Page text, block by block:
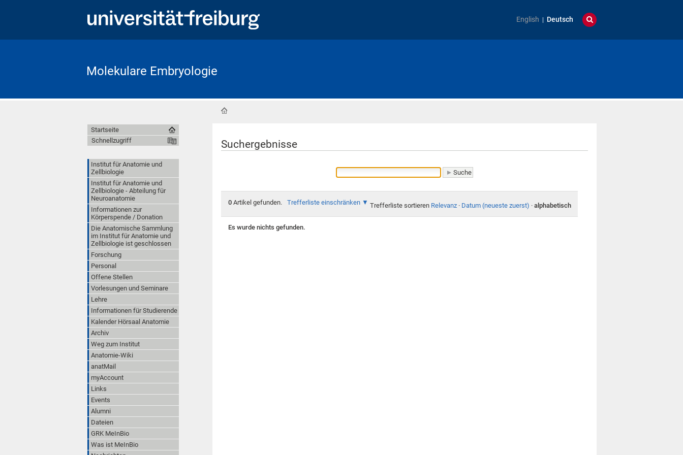
English Deutsch
Molekulare Embryologie
Suchergebnisse
0Artikel gefunden. Trefferliste einschränken Trefferliste sortieren Relevanz · Datum (neueste zuerst) · alphabetisch
Es wurde nichts gefunden.
Startseite
Schnellzugriff
Institut für Anatomie und
Zellbiologie
Institut für Anatomie und
Zellbiologie - Abteilung für
Neuroanatomie
Informationen zur
Körperspende / Donation
Die Anatomische Sammlung
im Institut für Anatomie und
Zellbiologie ist geschlossen
Forschung
Personal
Offene Stellen
Vorlesungen und Seminare
Lehre
Informationen für Studierende
Kalender Hörsaal Anatomie
Archiv
Weg zum Institut
Anatomie-Wiki
anatMail
myAccount
Links
Events
Alumni
Dateien
GRK MeInBio
Was ist MeInBio